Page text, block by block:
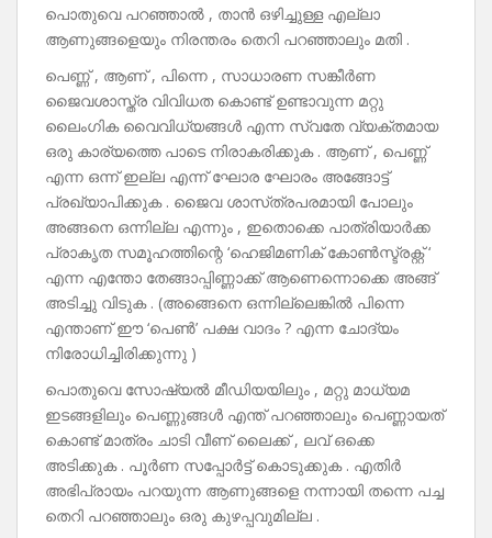
പൊതുവെ പറഞ്ഞാൽ , താൻ ഒഴിച്ചുള്ള എല്ലാ
ആണുങ്ങളെയും നിരന്തരം തെറി പറഞ്ഞാലും മതി .
പെണ്ണ് , ആണ് , പിന്നെ , സാധാരണ സങ്കീർണ
ജൈവശാസ്ത്ര വിവിധത കൊണ്ട് ഉണ്ടാവുന്ന മറ്റു
ലൈംഗിക വൈവിധ്യങ്ങൾ എന്ന സ്വതേ വ്യക്തമായ
ഒരു കാര്യത്തെ പാടെ നിരാകരിക്കുക . ആണ് , പെണ്ണ്
എന്ന ഒന്ന് ഇല്ല എന്ന് ഘോര ഘോരം അങ്ങോട്ട്
പ്രഖ്യാപിക്കുക . ജൈവ ശാസ്‌ത്രപരമായി പോലും
അങ്ങനെ ഒന്നില്ല എന്നും , ഇതൊക്കെ പാത്രിയാർക്ക
പ്രാകൃത സമൂഹത്തിന്റെ ‘ഹെജിമണിക് കോൺസ്ട്രക്റ്റ് ‘
എന്ന എന്തോ തേങ്ങാപ്പിണ്ണാക്ക് ആണെന്നൊക്കെ അങ്ങ്
അടിച്ചു വിടുക . (അങ്ങെനെ ഒന്നില്ലെങ്കിൽ പിന്നെ
എന്താണ് ഈ ‘പെൺ’ പക്ഷ വാദം ? എന്ന ചോദ്യം
നിരോധിച്ചിരിക്കുന്നു )
പൊതുവെ സോഷ്യൽ മീഡിയയിലും , മറ്റു മാധ്യമ
ഇടങ്ങളിലും പെണ്ണുങ്ങൾ എന്ത് പറഞ്ഞാലും പെണ്ണായത്
കൊണ്ട് മാത്രം ചാടി വീണ് ലൈക്ക് , ലവ് ഒക്കെ
അടിക്കുക . പൂർണ സപ്പോർട്ട് കൊടുക്കുക . എതിർ
അഭിപ്രായം പറയുന്ന ആണുങ്ങളെ നന്നായി തന്നെ പച്ച
തെറി പറഞ്ഞാലും ഒരു കുഴപ്പവുമില്ല .